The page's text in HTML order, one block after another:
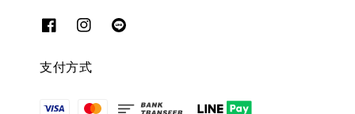
支付方式